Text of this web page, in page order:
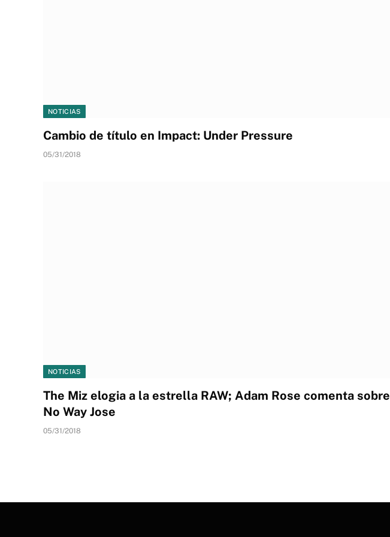
NOTICIAS
Cambio de título en Impact: Under Pressure
05/31/2018
NOTICIAS
The Miz elogia a la estrella RAW; Adam Rose comenta sobre
No Way Jose
05/31/2018